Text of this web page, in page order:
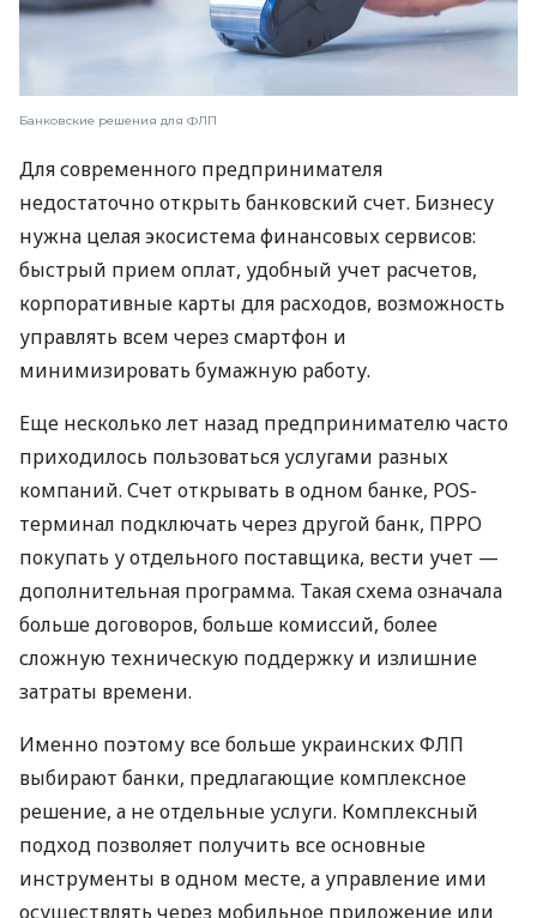
Банковские решения для ФЛП
Для современного предпринимателя
недостаточно открыть банковский счет. Бизнесу
нужна целая экосистема финансовых сервисов:
быстрый прием оплат, удобный учет расчетов,
корпоративные карты для расходов, возможность
управлять всем через смартфон и
минимизировать бумажную работу.
Еще несколько лет назад предпринимателю часто
приходилось пользоваться услугами разных
компаний. Счет открывать в одном банке, POS-
терминал подключать через другой банк, ПРРО
покупать у отдельного поставщика, вести учет —
дополнительная программа. Такая схема означала
больше договоров, больше комиссий, более
сложную техническую поддержку и излишние
затраты времени.
Именно поэтому все больше украинских ФЛП
выбирают банки, предлагающие комплексное
решение, а не отдельные услуги. Комплексный
подход позволяет получить все основные
инструменты в одном месте, а управление ими
осуществлять через мобильное приложение или